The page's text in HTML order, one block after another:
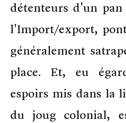
détenteurs d'un
l'Import/export,
généralement
place. Et, eu
espoirs mis dans la
du joug colonial,